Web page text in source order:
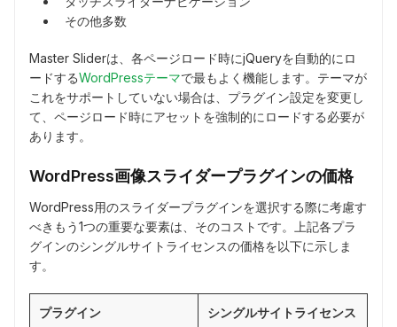
その他多数
Master Sliderは、各ページロード時にjQueryを自動的にロ
ードするWordPressテーマで最もよく機能します。テーマが
これをサポートしていない場合は、プラグイン設定を変更し
て、ページロード時にアセットを強制的にロードする必要が
あります。
WordPress画像スライダープラグインの価格
WordPress用のスライダープラグインを選択する際に考慮す
べきもう1つの重要な要素は、そのコストです。上記各プラ
グインのシングルサイトライセンスの価格を以下に示しま
す。
プラグイン シングルサイトライセンス